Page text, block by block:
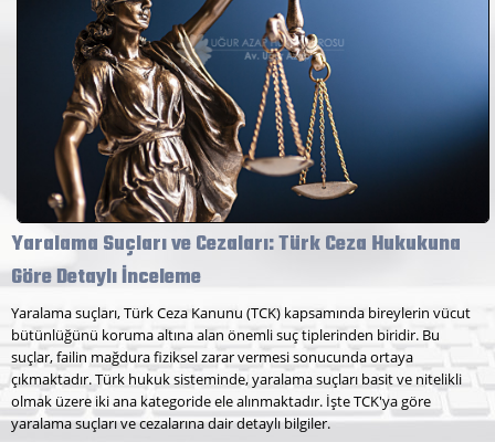
Yaralama Suçları ve Cezaları: Türk Ceza Hukukuna
Göre Detaylı İnceleme
Yaralama suçları, Türk Ceza Kanunu (TCK) kapsamında bireylerin vücut
bütünlüğünü koruma altına alan önemli suç tiplerinden biridir. Bu
suçlar, failin mağdura fiziksel zarar vermesi sonucunda ortaya
çıkmaktadır. Türk hukuk sisteminde, yaralama suçları basit ve nitelikli
olmak üzere iki ana kategoride ele alınmaktadır. İşte TCK'ya göre
yaralama suçları ve cezalarına dair detaylı bilgiler.